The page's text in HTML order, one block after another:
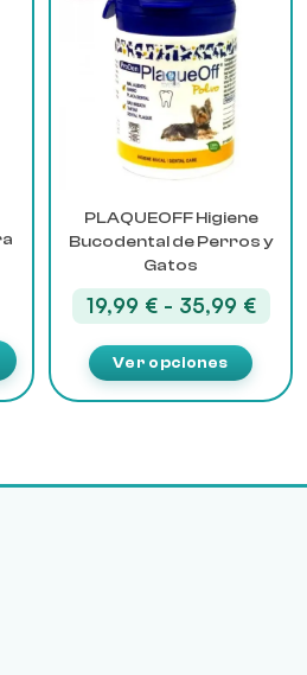
PLAQUEOFF Higiene
Bucodental de Perros y
Gatos
19,99 € - 35,99 €
de
Ver opciones
múltiples
variantes.
opciones
la
de
producto